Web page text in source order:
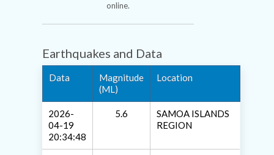
online.
Earthquakes and Data
Data
Magnitude
(ML)
Location
2026-
04-19
20:34:48
5.6
SAMOA ISLANDS
REGION